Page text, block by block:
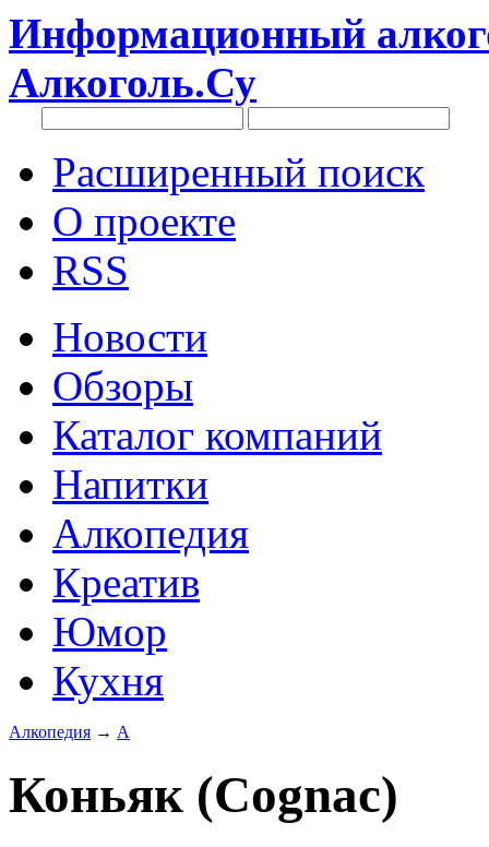
Информационный
Алкоголь.Су
Расширенный поиск
О проекте
RSS
Новости
Обзоры
Каталог компаний
Напитки
Алкопедия
Креатив
Юмор
Кухня
Алкопедия → А
Коньяк (Сognac)